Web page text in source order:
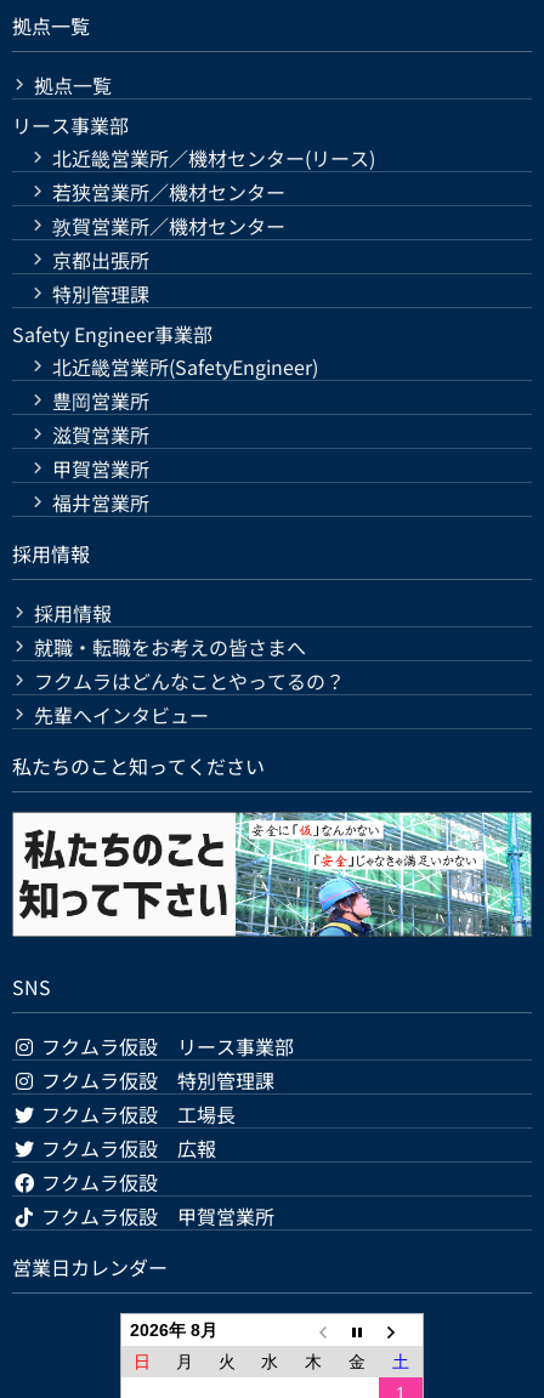
拠点一覧
拠点一覧
リース事業部
北近畿営業所／機材センター(リース)
若狭営業所／機材センター
敦賀営業所／機材センター
京都出張所
特別管理課
Safety Engineer事業部
北近畿営業所(SafetyEngineer)
豊岡営業所
滋賀営業所
甲賀営業所
福井営業所
採用情報
採用情報
就職・転職をお考えの皆さまへ
フクムラはどんなことやってるの？
先輩へインタビュー
私たちのこと知ってください
SNS
フクムラ仮設 リース事業部
フクムラ仮設 特別管理課
フクムラ仮設 工場長
フクムラ仮設 広報
フクムラ仮設
フクムラ仮設 甲賀営業所
営業日カレンダー
2026年 8月
日
月 火 水 木 金
土
1